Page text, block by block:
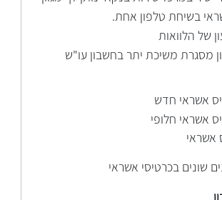
בשיחת טלפון אחת.
של הלוואות
מסגרת משיכת יתר בחשבון עו"ש
אשראי חדש
אשראי חלופי
אשראי
שונים בכרטיסי אשראי